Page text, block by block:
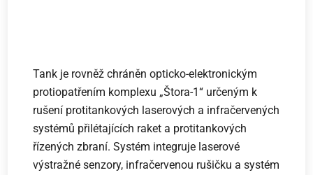
Tank je rovněž chráněn opticko-elektronickým
protiopatřením komplexu „Štora-1“ určeným k
rušení protitankových laserových a infračervených
systémů přilétajících raket a protitankových
řízených zbraní. Systém integruje laserové
výstražné senzory, infračervenou rušičku a systém